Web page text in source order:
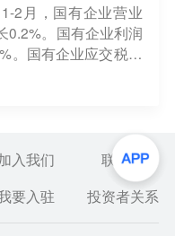
2月，国有企业营业
0.2%。国有企业利润
。国有企业应交税费
有企业资产负债率6
入我们
联系我们
要入驻 投资者关系